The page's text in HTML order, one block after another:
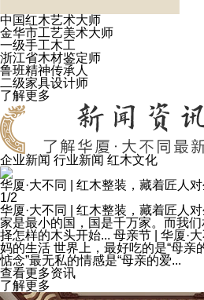
中国红木艺术大师
金华市工艺美术大师
一级手工木工
浙江省木材鉴定师
鲁班精神传承人
二级家具设计师
了解更多
企业新闻 行业新闻 红木文化
华厦·大不同 | 红木整装，藏着匠人
1/2
华厦·大不同 | 红木整装，藏着匠人
家是最小的国，国是千万家。而我
择怎样的木头开始... 母亲节 | 华厦·
妈的生活 世界上，最好吃的是“母亲
惦念”最无私的情感是“母亲的爱...
查看更多资讯
了解更多